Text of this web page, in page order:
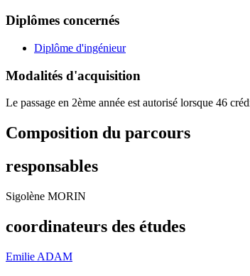
Diplômes concernés
Diplôme d'ingénieur
Modalités d'acquisition
Le passage en 2ème année est autorisé lorsque 46
Composition du parcours
responsables
Sigolène MORIN
coordinateurs des études
Emilie ADAM